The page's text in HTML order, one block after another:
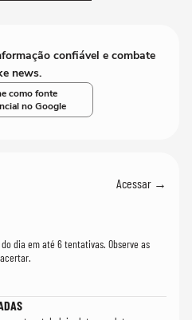
confiável e combate
news.
como fonte
no Google
Acessar →
dia em até 6 tentativas. Observe as